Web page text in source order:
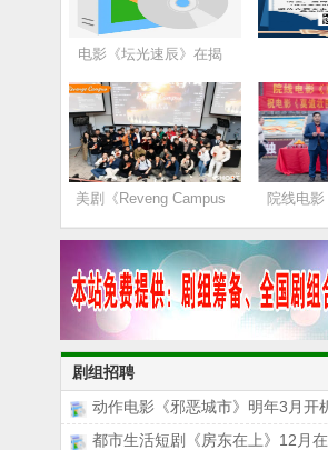
电影《坛光速辰》在揭
美剧《Reveng Campus 院线电影
剧组招聘
动作电影《邪恶城市》明年3月开
都市生活短剧《房东在上》12月